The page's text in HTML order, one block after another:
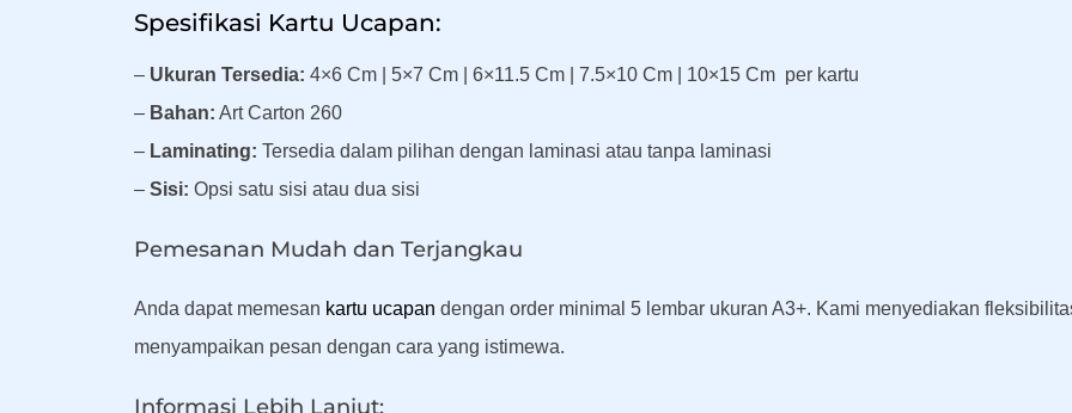
Spesifikasi Kartu Ucapan:
– Ukuran Tersedia: 4×6 Cm | 5×7 Cm | 6×11.5 Cm | 7.5×10 Cm | 10×15 Cm per kartu
– Bahan: Art Carton 260
– Laminating: Tersedia dalam pilihan dengan laminasi atau tanpa laminasi
– Sisi: Opsi satu sisi atau dua sisi
Pemesanan Mudah dan Terjangkau
Anda dapat memesan kartu ucapan dengan order minimal 5 lembar ukuran A3+. Kami menyediakan
menyampaikan pesan dengan cara yang istimewa.
Informasi Lebih Lanjut: